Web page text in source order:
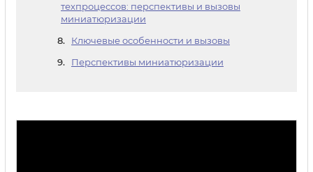
техпроцессов: перспективы и вызовы
миниатюризации
Ключевые особенности и вызовы
Перспективы миниатюризации